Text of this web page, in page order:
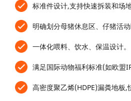
标准件设计,支持快速拆装和场地
明确划分母猪休息区、仔猪活动
一体化喂料、饮水、保温设计。
满足国际动物福利标准(如欧盟
高密度聚乙烯(HDPE)漏粪地板,
Accepet All >>
Powered by Usercentrics